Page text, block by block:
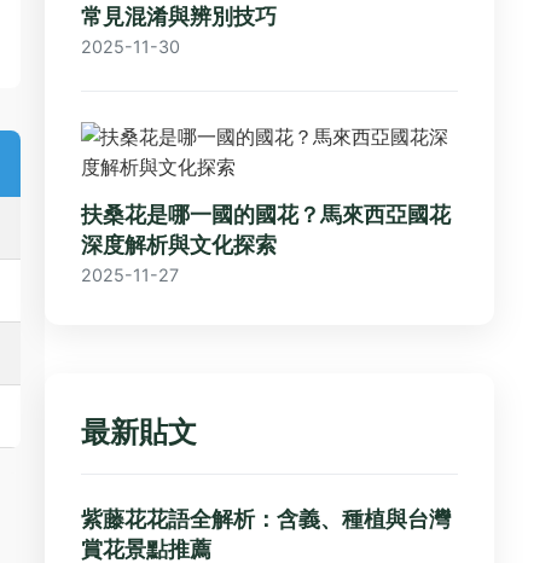
常見混淆與辨別技巧
2025-11-30
扶桑花是哪一國的國花？馬來西亞國花
深度解析與文化探索
2025-11-27
最新貼文
紫藤花花語全解析：含義、種植與台灣
賞花景點推薦